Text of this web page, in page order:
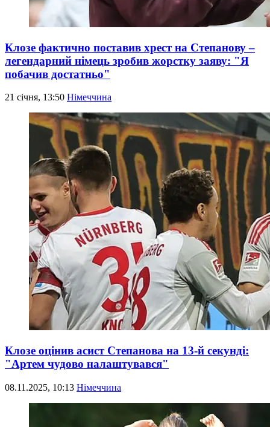
Клозе фактично поставив хрест на Степанову –
легендарний німець зробив жорстку заяву: "Я
побачив достатньо"
21 січня, 13:50 Німеччина
Клозе оцінив асист Степанова на 13-й секунді:
"Артем чудово налаштувався"
08.11.2025, 10:13 Німеччина